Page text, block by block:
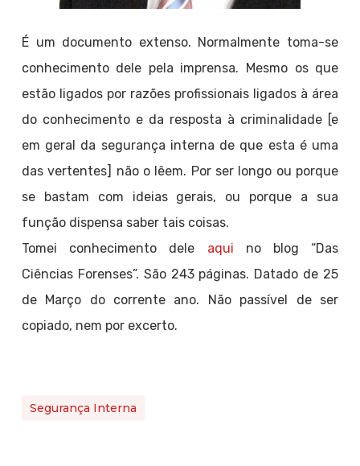
É um documento extenso. Normalmente toma-se
conhecimento dele pela imprensa. Mesmo os que
estão ligados por razões profissionais ligados à área
do conhecimento e da resposta à criminalidade [e
em geral da segurança interna de que esta é uma
das vertentes] não o lêem. Por ser longo ou porque
se bastam com ideias gerais, ou porque a sua
função dispensa saber tais coisas.
Tomei conhecimento dele aqui no blog “Das
Ciências Forenses”. São 243 páginas. Datado de 25
de Março do corrente ano. Não passível de ser
copiado, nem por excerto.
Segurança Interna